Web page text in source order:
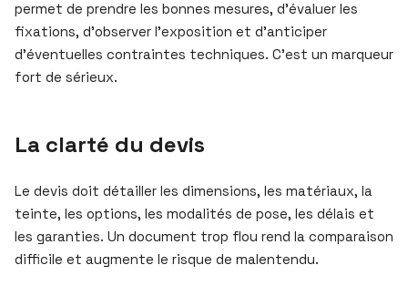
permet de prendre les bonnes mesures, d’évaluer les
fixations, d’observer l’exposition et d’anticiper
d’éventuelles contraintes techniques. C’est un marqueur
fort de sérieux.
La clarté du devis
Le devis doit détailler les dimensions, les matériaux, la
teinte, les options, les modalités de pose, les délais et
les garanties. Un document trop flou rend la comparaison
difficile et augmente le risque de malentendu.